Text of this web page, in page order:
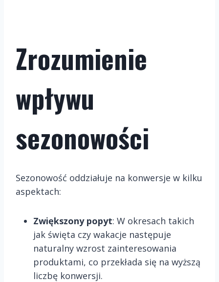
Zrozumienie
wpływu
sezonowości
Sezonowość oddziałuje na konwersje w kilku
aspektach:
Zwiększony popyt: W okresach takich
jak święta czy wakacje następuje
naturalny wzrost zainteresowania
produktami, co przekłada się na wyższą
liczbę konwersji.